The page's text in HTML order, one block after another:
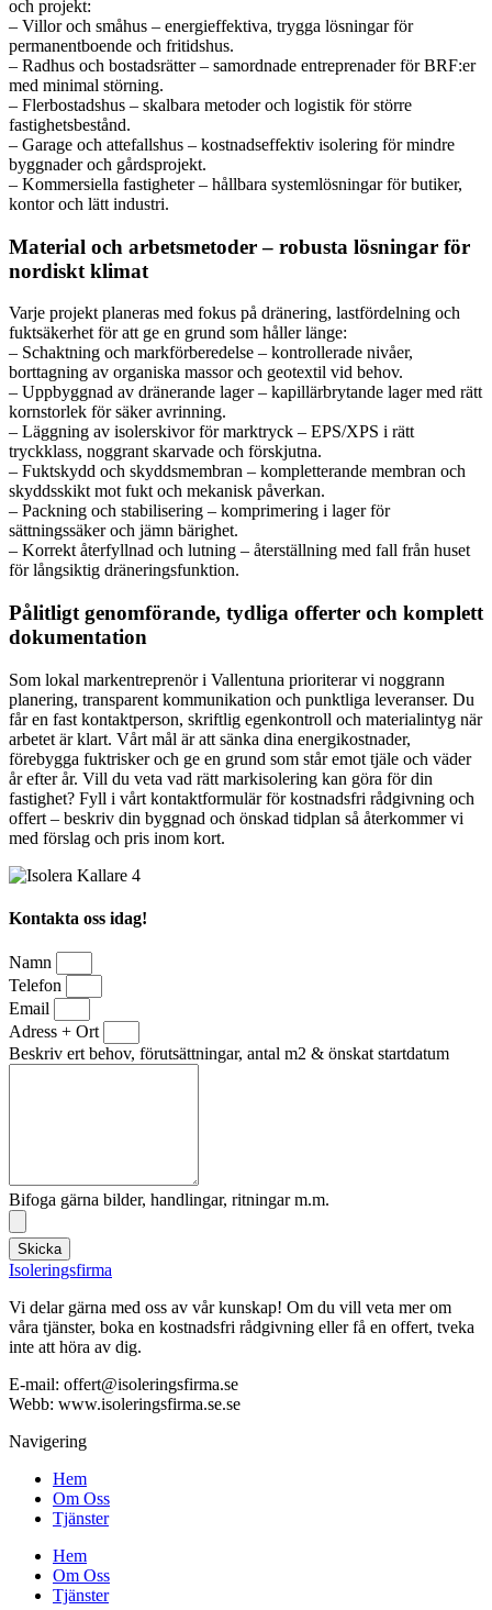
och projekt:
– Villor och småhus – energieffektiva, trygga lösningar för
permanentboende och fritidshus.
– Radhus och bostadsrätter – samordnade entreprenader för BRF:er
med minimal störning.
– Flerbostadshus – skalbara metoder och logistik för större
fastighetsbestånd.
– Garage och attefallshus – kostnadseffektiv isolering för mindre
byggnader och gårdsprojekt.
– Kommersiella fastigheter – hållbara systemlösningar för butiker,
kontor och lätt industri.
Material och arbetsmetoder – robusta lösningar för
nordiskt klimat
Varje projekt planeras med fokus på dränering, lastfördelning och
fuktsäkerhet för att ge en grund som håller länge:
– Schaktning och markförberedelse – kontrollerade nivåer,
borttagning av organiska massor och geotextil vid behov.
– Uppbyggnad av dränerande lager – kapillärbrytande lager med rätt
kornstorlek för säker avrinning.
– Läggning av isolerskivor för marktryck – EPS/XPS i rätt
tryckklass, noggrant skarvade och förskjutna.
– Fuktskydd och skyddsmembran – kompletterande membran och
skyddsskikt mot fukt och mekanisk påverkan.
– Packning och stabilisering – komprimering i lager för
sättningssäker och jämn bärighet.
– Korrekt återfyllnad och lutning – återställning med fall från huset
för långsiktig dräneringsfunktion.
Pålitligt genomförande, tydliga offerter och komplett
dokumentation
Som lokal markentreprenör i Vallentuna prioriterar vi noggrann
planering, transparent kommunikation och punktliga leveranser. Du
får en fast kontaktperson, skriftlig egenkontroll och materialintyg när
arbetet är klart. Vårt mål är att sänka dina energikostnader,
förebygga fuktrisker och ge en grund som står emot tjäle och väder
år efter år. Vill du veta vad rätt markisolering kan göra för din
fastighet? Fyll i vårt kontaktformulär för kostnadsfri rådgivning och
offert – beskriv din byggnad och önskad tidplan så återkommer vi
med förslag och pris inom kort.
Kontakta oss idag!
Namn
Telefon
Email
Adress + Ort
Beskriv ert behov, förutsättningar, antal m2 & önskat startdatum
Bifoga gärna bilder, handlingar, ritningar m.m.
Skicka
Isoleringsfirma
Vi delar gärna med oss av vår kunskap! Om du vill veta mer om
våra tjänster, boka en kostnadsfri rådgivning eller få en offert, tveka
inte att höra av dig.
E-mail: offert@isoleringsfirma.se
Webb: www.isoleringsfirma.se.se
Navigering
Hem
Om Oss
Tjänster
Hem
Om Oss
Tjänster